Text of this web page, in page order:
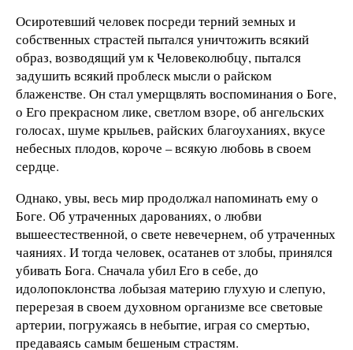
Осиротевший человек посреди терний земных и
собственных страстей пытался уничтожить всякий
образ, возводящий ум к Человеколюбцу, пытался
задушить всякий проблеск мысли о райском
блаженстве. Он стал умерщвлять воспоминания о Боге,
о Его прекрасном лике, светлом взоре, об ангельских
голосах, шуме крыльев, райских благоуханиях, вкусе
небесных плодов, короче – всякую любовь в своем
сердце.
Однако, увы, весь мир продолжал напоминать ему о
Боге. Об утраченных дарованиях, о любви
вышеестественной, о свете невечернем, об утраченных
чаяниях. И тогда человек, осатанев от злобы, принялся
убивать Бога. Сначала убил Его в себе, до
идолопоклонства лобызая материю глухую и слепую,
перерезая в своем духовном организме все световые
артерии, погружаясь в небытие, играя со смертью,
предаваясь самым бешеным страстям.